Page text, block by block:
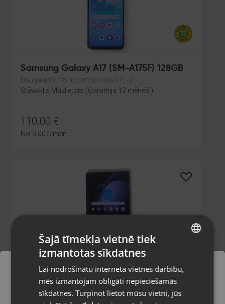
Samsung Galaxy A17 (SM-A175F) 128GB
Daugavpils, 18.novembra iela 171-31
Stāvoklis Mazlietots (Garantija 12 mēneši)
110.00 €
No 5.00€/mēn.
Samsung Galaxy Z Fold5 SM-F946B/DS
256GB 12GB RAM
Rīga, Saharova iela 13-3
Stāvoklis Lietots (Garantija 6 mēneši)
Pasūtījumi tiks piegādāti uz
RUSSIAN
Šajā tīmekļa vietnē tiek
izmantotas sīkdatnes
Lai nodrošinātu interneta vietnes darbību,
mēs izmantojam obligāti nepieciešamās
sīkdatnes. Turpinot lietot mūsu vietni, jūs